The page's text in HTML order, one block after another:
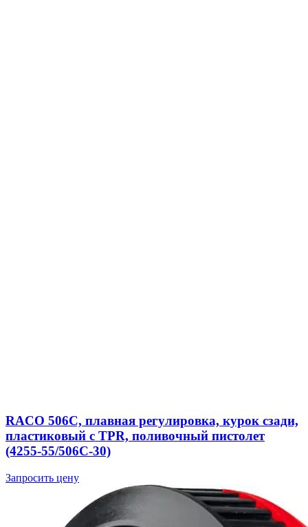
RACO 506C, плавная регулировка, курок сзади,
пластиковый с TPR, поливочный пистолет
(4255-55/506C-30)
Запросить цену